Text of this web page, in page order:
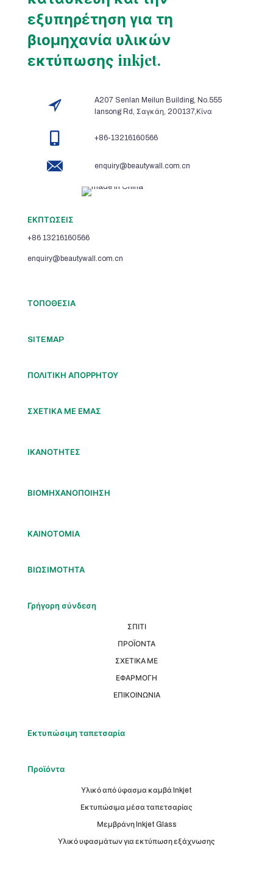
εξυπηρέτηση για τη
βιομηχανία υλικών
εκτύπωσης inkjet.
A207 Senlan Meilun Building, No.555
lansong Rd, Σαγκάη, 200137,Κίνα
+86-13216160566
enquiry@beautywall.com.cn
ΕΚΠΤΩΣΕΙΣ
+86 13216160566
enquiry@beautywall.com.cn
ΤΟΠΟΘΕΣΙΑ
SITEMAP
ΠΟΛΙΤΙΚΗ ΑΠΟΡΡΗΤΟΥ
ΣΧΕΤΙΚΑ ΜΕ ΕΜΑΣ
ΙΚΑΝΟΤΗΤΕΣ
ΒΙΟΜΗΧΑΝΟΠΟΙΗΣΗ
ΚΑΙΝΟΤΟΜΙΑ
ΒΙΩΣΙΜΟΤΗΤΑ
Γρήγορη σύνδεση
ΣΠΙΤΙ
ΠΡΟΪΟΝΤΑ
ΣΧΕΤΙΚΑ ΜΕ
ΕΦΑΡΜΟΓΗ
ΕΠΙΚΟΙΝΩΝΙΑ
Εκτυπώσιμη ταπετσαρία
Προϊόντα
Υλικό από ύφασμα καμβά Inkjet
Εκτυπώσιμα μέσα ταπετσαρίας
Μεμβράνη Inkjet Glass
Υλικό υφασμάτων για εκτύπωση εξάχνωσης